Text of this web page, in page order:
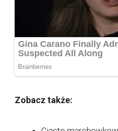
Zobacz także: